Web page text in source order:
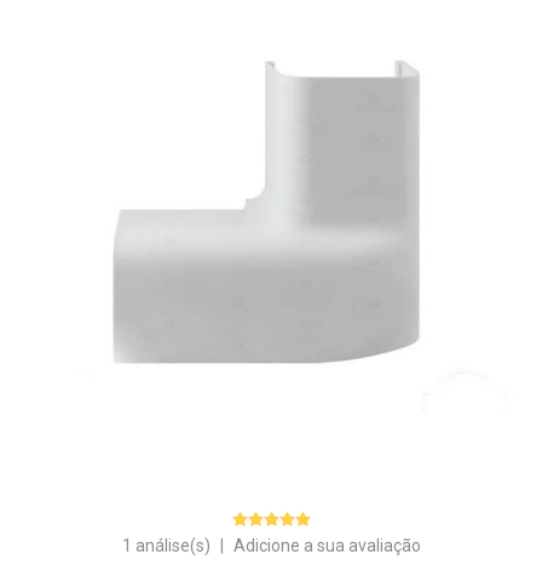
1 análise(s) Adicione a sua avaliação